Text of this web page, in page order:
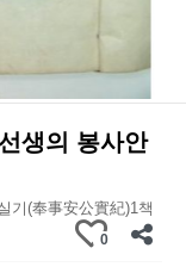
생의 봉사안
기(奉事安公實紀)1책
0